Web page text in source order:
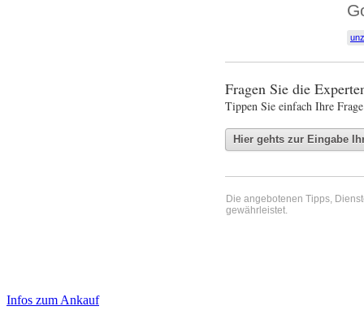
Fragen Sie die
Tippen Sie einfach Ihre
Die angebotenen Tipps,
gewährleistet.
Sidebar
Infos zum Ankauf